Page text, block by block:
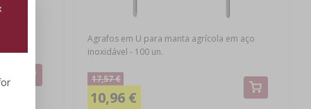
Agrafos em U para manta agrícola em aço
inoxidável - 100 un.
17,57 €
10,96 €